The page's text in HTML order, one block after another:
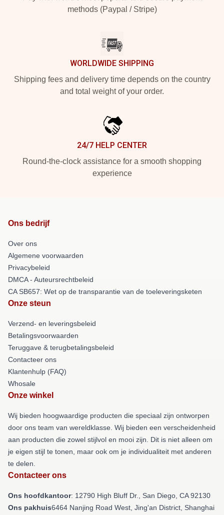
methods (Paypal / Stripe)
WORLDWIDE SHIPPING
Shipping fees and delivery time depends on the country
and total weight of your order.
24/7 HELP CENTER
Round-the-clock assistance for a smooth shopping
experience
Ons bedrijf
Over ons
Algemene voorwaarden
Privacybeleid
DMCA - Auteursrechtbeleid
CA SB657: Wet op de transparantie van de toeleveringsketen
Onze steun
Verzend- en leveringsbeleid
Betalingsvoorwaarden
Teruggave & terugbetalingsbeleid
Contacteer ons
Klantenhulp (FAQ)
Whosale
Onze winkel
Wij bieden hoogwaardige producten die speciaal zijn ontworpen
door ons team van wereldklasse. Wij bieden een verscheidenheid
aan producten die zowel stijlvol en mooi zijn. Dit is niet alleen om
je eigen stijl te tonen, maar ook om je individualiteit met anderen
te delen.
Contacteer ons
Ons hoofdkantoor: 12790 High Bluff Dr., San Diego, CA 92130
Ons pakhuis6464 Nanjing Road West, Jing'an District, Shanghai